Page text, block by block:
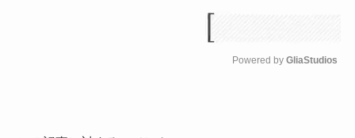
Powered by GliaStudios